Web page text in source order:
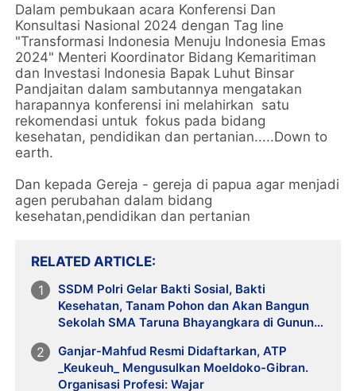
Dalam pembukaan acara Konferensi Dan
Konsultasi Nasional 2024 dengan Tag line
"Transformasi Indonesia Menuju Indonesia Emas
2024" Menteri Koordinator Bidang Kemaritiman
dan Investasi Indonesia Bapak Luhut Binsar
Pandjaitan dalam sambutannya mengatakan
harapannya konferensi ini melahirkan satu
rekomendasi untuk fokus pada bidang
kesehatan, pendidikan dan pertanian.....Down to
earth.
Dan kepada Gereja - gereja di papua agar menjadi
agen perubahan dalam bidang
kesehatan,pendidikan dan pertanian
RELATED ARTICLE
SSDM Polri Gelar Bakti Sosial, Bakti
Kesehatan, Tanam Pohon dan Akan Bangun
Sekolah SMA Taruna Bhayangkara di Gunung
Ganjar-Mahfud Resmi Didaftarkan, ATP
_Keukeuh_ Mengusulkan Moeldoko-Gibran.
Organisasi Profesi: Wajar